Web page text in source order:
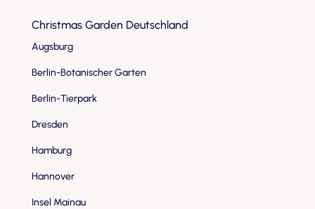
Christmas Garden Deutschland
Augsburg
Berlin-Botanischer Garten
Berlin-Tierpark
Dresden
Hamburg
Hannover
Insel Mainau